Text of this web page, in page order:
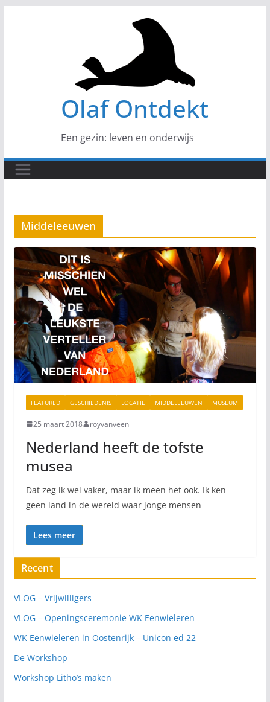
Olaf Ontdekt
Een gezin: leven en onderwijs
Middeleeuwen
FEATURED GESCHIEDENIS LOCATIE MIDDELEEUWEN MUSEUM
25 maart 2018 royvanveen
Nederland heeft de tofste
musea
Dat zeg ik wel vaker, maar ik meen het ook. Ik ken
geen land in de wereld waar jonge mensen
Lees meer
Recent
VLOG – Vrijwilligers
VLOG – Openingsceremonie WK Eenwieleren
WK Eenwieleren in Oostenrijk – Unicon ed 22
De Workshop
Workshop Litho’s maken